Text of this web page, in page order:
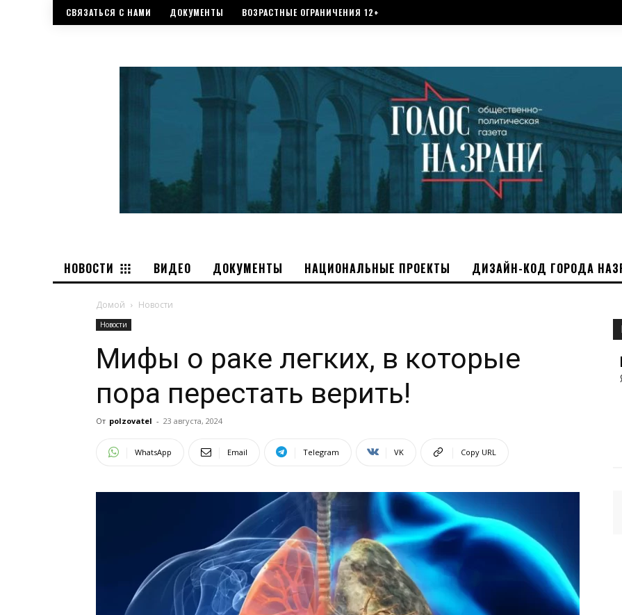
СВЯЗАТЬСЯ С НАМИ ДОКУМЕНТЫ ВОЗРАСТНЫЕ ОГРАНИЧЕНИЯ 12+
НОВОСТИ ВИДЕО ДОКУМЕНТЫ НАЦИОНАЛЬНЫЕ ПРОЕКТЫ ДИЗАЙН-КОД ГОРОДА
Домой Новости
Новости
Мифы о раке легких, в которые
пора перестать верить!
От polzovatel - 23 августа, 2024
WhatsApp Email Telegram VK Copy URL